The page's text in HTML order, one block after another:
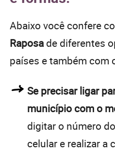
Abaixo você confere
Raposa de diferentes
países e também com
Se precisar ligar
município com o
digitar o número
celular e realizar a